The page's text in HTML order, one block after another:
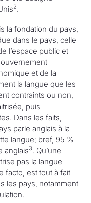
2.
la fondation du pays,
dans le pays, celle
l’espace public et
et de la
la langue que les
contraints ou non,
puis
Dans les faits,
parle anglais à la
langue; bref, 95 %
anglais3. Qu’une
pas la langue
facto, est tout à fait
les pays, notamment